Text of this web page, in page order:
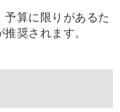
算に限りがあるた
奨されます。